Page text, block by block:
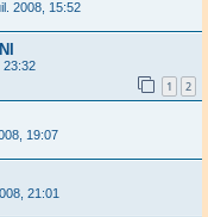
2008, 15:52
23:32
1 2
19:07
21:01